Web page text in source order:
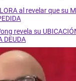
al revelar que su
revela su
DEUDA